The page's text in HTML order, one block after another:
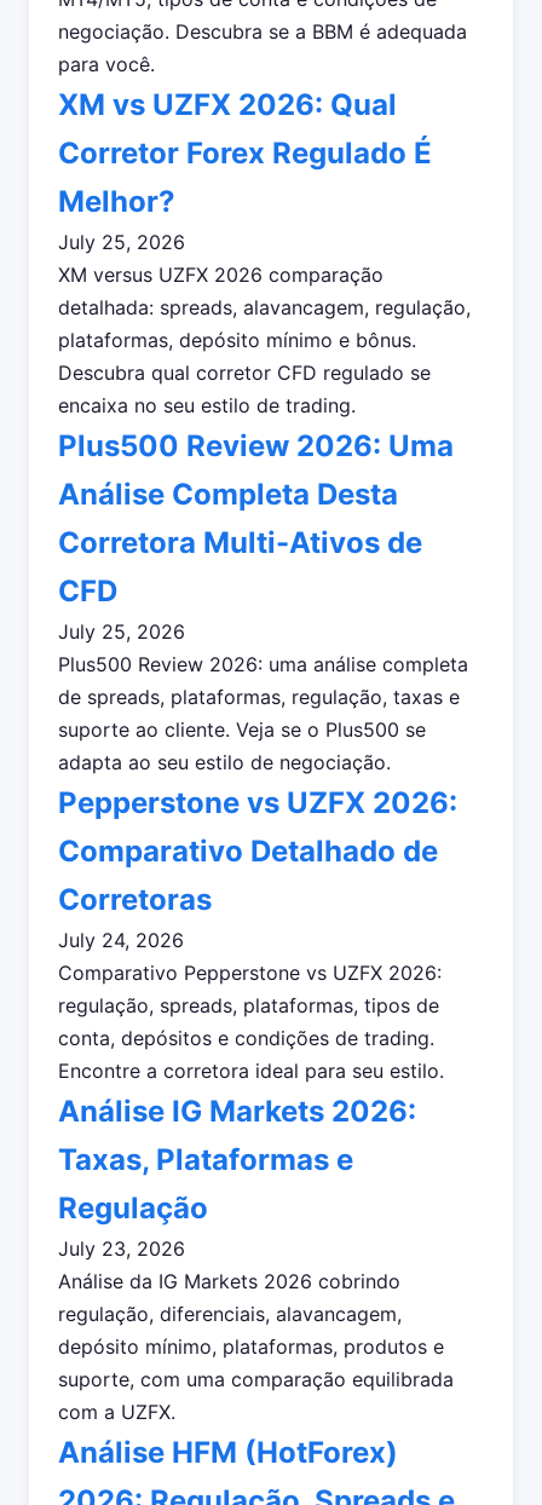
negociação. Descubra se a BBM é adequada
para você.
XM vs UZFX 2026: Qual
Corretor Forex Regulado É
Melhor?
July 25, 2026
XM versus UZFX 2026 comparação
detalhada: spreads, alavancagem, regulação,
plataformas, depósito mínimo e bônus.
Descubra qual corretor CFD regulado se
encaixa no seu estilo de trading.
Plus500 Review 2026: Uma
Análise Completa Desta
Corretora Multi-Ativos de
CFD
July 25, 2026
Plus500 Review 2026: uma análise completa
de spreads, plataformas, regulação, taxas e
suporte ao cliente. Veja se o Plus500 se
adapta ao seu estilo de negociação.
Pepperstone vs UZFX 2026:
Comparativo Detalhado de
Corretoras
July 24, 2026
Comparativo Pepperstone vs UZFX 2026:
regulação, spreads, plataformas, tipos de
conta, depósitos e condições de trading.
Encontre a corretora ideal para seu estilo.
Análise IG Markets 2026:
Taxas, Plataformas e
Regulação
July 23, 2026
Análise da IG Markets 2026 cobrindo
regulação, diferenciais, alavancagem,
depósito mínimo, plataformas, produtos e
suporte, com uma comparação equilibrada
com a UZFX.
Análise HFM (HotForex)